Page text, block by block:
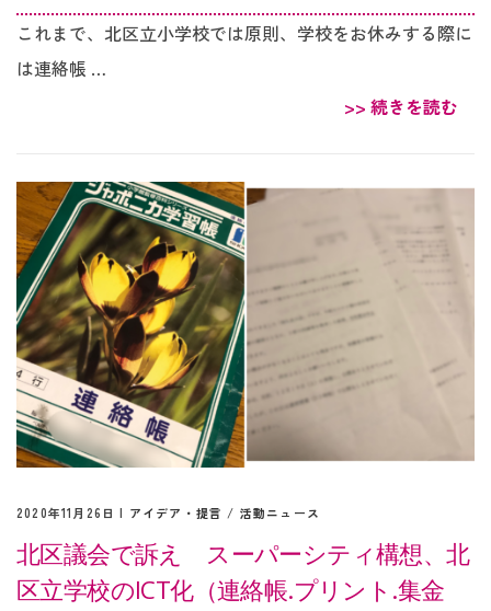
これまで、北区立小学校では原則、学校をお休みする際に
は連絡帳 …
>> 続きを読む
2020年11月26日 | アイデア・提言 / 活動ニュース
北区議会で訴え スーパーシティ構想、北
区立学校のICT化（連絡帳.プリント.集金